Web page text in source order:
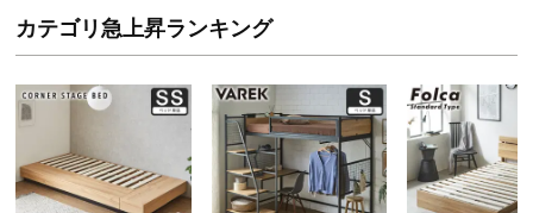
カテゴリ急上昇ランキング